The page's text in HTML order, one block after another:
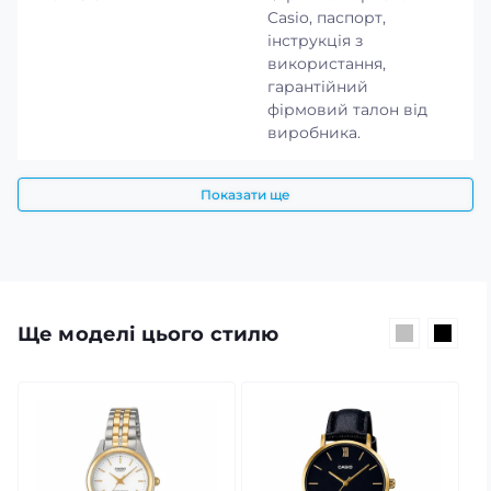
Casio, паспорт,
інструкція з
використання,
гарантійний
фірмовий талон від
виробника.
Показати ще
Ще моделі цього стилю